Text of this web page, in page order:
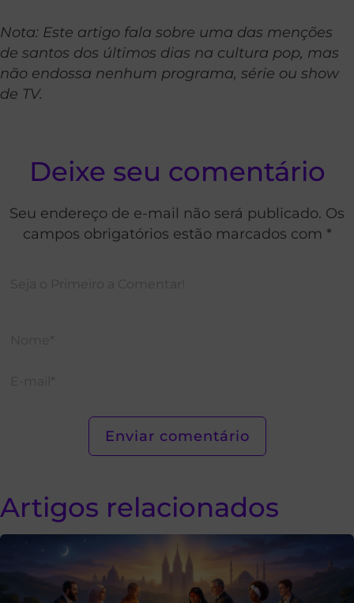
Nota: Este artigo fala sobre uma das menções
de santos dos últimos dias na cultura pop, mas
não endossa nenhum programa, série ou show
de TV.
Deixe seu comentário
Seu endereço de e-mail não será publicado. Os
campos obrigatórios estão marcados com *
Artigos relacionados